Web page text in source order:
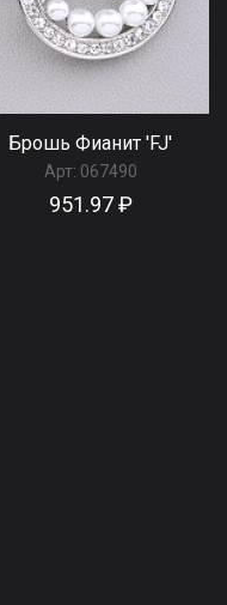
Брошь Фианит 'FJ'
Арт: 067490
951.97 ₽